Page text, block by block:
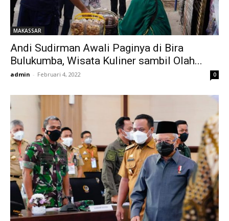
MAKASSAR
Andi Sudirman Awali Paginya di Bira
Bulukumba, Wisata Kuliner sambil Olah...
admin - Februari 4, 2022 0